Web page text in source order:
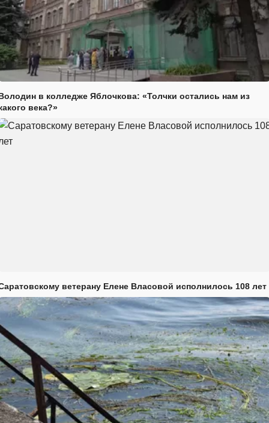
в колледже Яблочкова: «Толчки остались нам из
века?»
ветерану Елене Власовой исполнилось 108 лет